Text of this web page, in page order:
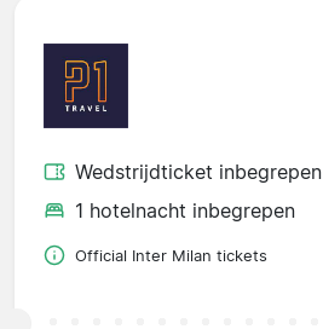
Wedstrijdticket inbegrepen
1 hotelnacht inbegrepen
Official Inter Milan tickets